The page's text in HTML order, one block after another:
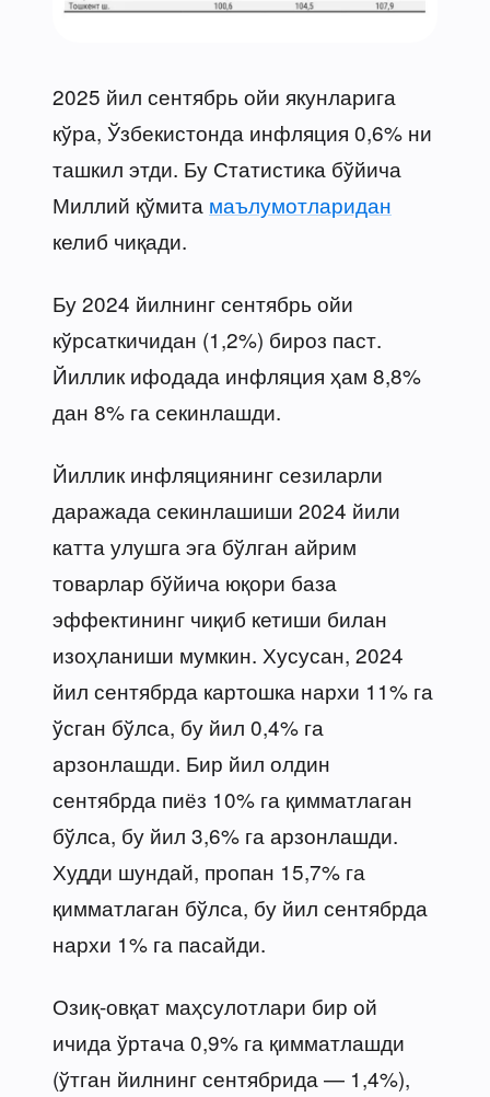
2025 йил сентябрь ойи якунларига
кўра, Ўзбекистонда инфляция 0,6% ни
ташкил этди. Бу Статистика бўйича
Миллий қўмита маълумотларидан
келиб чиқади.
Бу 2024 йилнинг сентябрь ойи
кўрсаткичидан (1,2%) бироз паст.
Йиллик ифодада инфляция ҳам 8,8%
дан 8% га секинлашди.
Йиллик инфляциянинг сезиларли
даражада секинлашиши 2024 йили
катта улушга эга бўлган айрим
товарлар бўйича юқори база
эффектининг чиқиб кетиши билан
изоҳланиши мумкин. Хусусан, 2024
йил сентябрда картошка нархи 11% га
ўсган бўлса, бу йил 0,4% га
арзонлашди. Бир йил олдин
сентябрда пиёз 10% га қимматлаган
бўлса, бу йил 3,6% га арзонлашди.
Худди шундай, пропан 15,7% га
қимматлаган бўлса, бу йил сентябрда
нархи 1% га пасайди.
Озиқ-овқат маҳсулотлари бир ой
ичида ўртача 0,9% га қимматлашди
(ўтган йилнинг сентябрида — 1,4%),